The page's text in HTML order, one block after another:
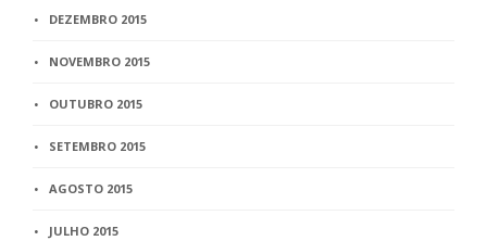
DEZEMBRO 2015
NOVEMBRO 2015
OUTUBRO 2015
SETEMBRO 2015
AGOSTO 2015
JULHO 2015